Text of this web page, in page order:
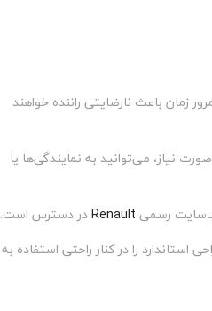
زمان باعث نارضایتی راننده خواهند
نیاز، می‌توانید به نمایندگی‌ها یا
رسمی Renaultدر دسترس است.
را در کنار راحتی استفاده به